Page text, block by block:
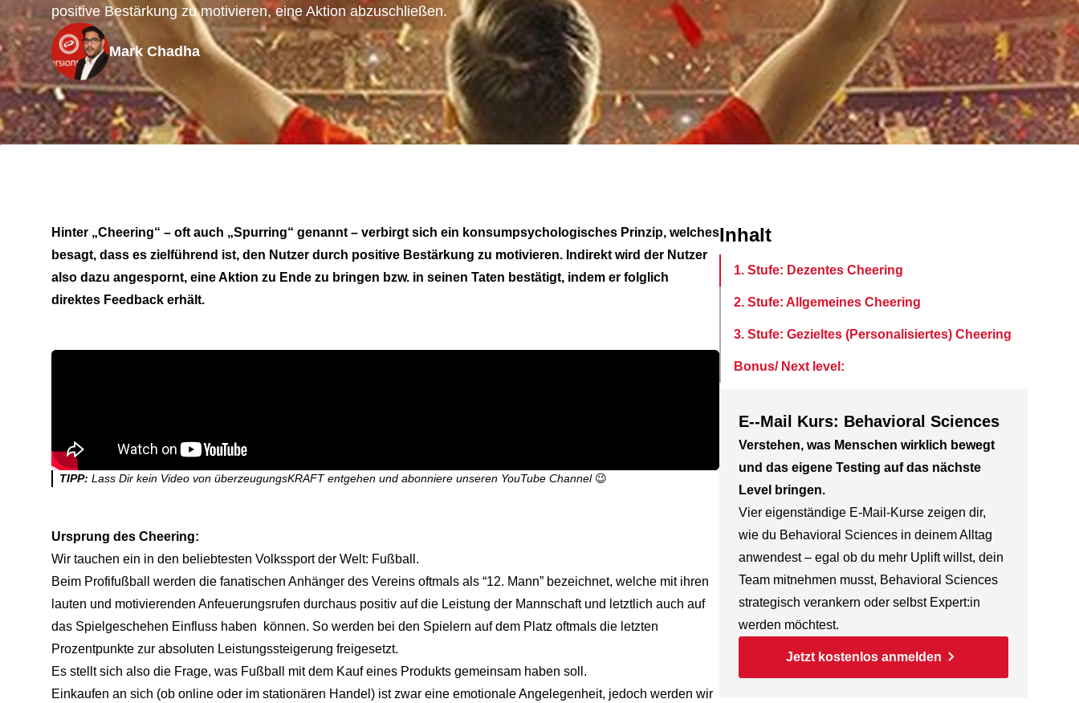
positive Bestärkung zu motivieren, eine Aktion abzuschließen.
Mark Chadha
Inhalt
1. Stufe: Dezentes Cheering
2. Stufe: Allgemeines Cheering
3. Stufe: Gezieltes (Personalisiertes) Cheering
Bonus/ Next level:
E--Mail Kurs: Behavioral Sciences
Verstehen, was Menschen wirklich bewegt
und das eigene Testing auf das nächste
Level bringen.
Vier eigenständige E-Mail-Kurse zeigen dir,
wie du Behavioral Sciences in deinem Alltag
anwendest – egal ob du mehr Uplift willst, dein
Team mitnehmen musst, Behavioral Sciences
strategisch verankern oder selbst Expert:in
werden möchtest.
Jetzt kostenlos anmelden
Hinter „Cheering“ – oft auch „Spurring“ genannt – verbirgt sich ein konsumpsychologisches Prinzip, welches
besagt, dass es zielführend ist, den Nutzer durch positive Bestärkung zu motivieren. Indirekt wird der Nutzer
also dazu angespornt, eine Aktion zu Ende zu bringen bzw. in seinen Taten bestätigt, indem er folglich
direktes Feedback erhält.
TIPP: Lass Dir kein Video von überzeugungsKRAFT entgehen und abonniere unseren YouTube Channel😉
Ursprung des Cheering:
Wir tauchen ein in den beliebtesten Volkssport der Welt: Fußball.
Beim Profifußball werden die fanatischen Anhänger des Vereins oftmals als “12. Mann” bezeichnet, welche mit ihren
lauten und motivierenden Anfeuerungsrufen durchaus positiv auf die Leistung der Mannschaft und letztlich auch auf
das Spielgeschehen Einfluss haben können. So werden bei den Spielern auf dem Platz oftmals die letzten
Prozentpunkte zur absoluten Leistungssteigerung freigesetzt.
Es stellt sich also die Frage, was Fußball mit dem Kauf eines Produkts gemeinsam haben soll.
Einkaufen an sich (ob online oder im stationären Handel) ist zwar eine emotionale Angelegenheit, jedoch werden wir